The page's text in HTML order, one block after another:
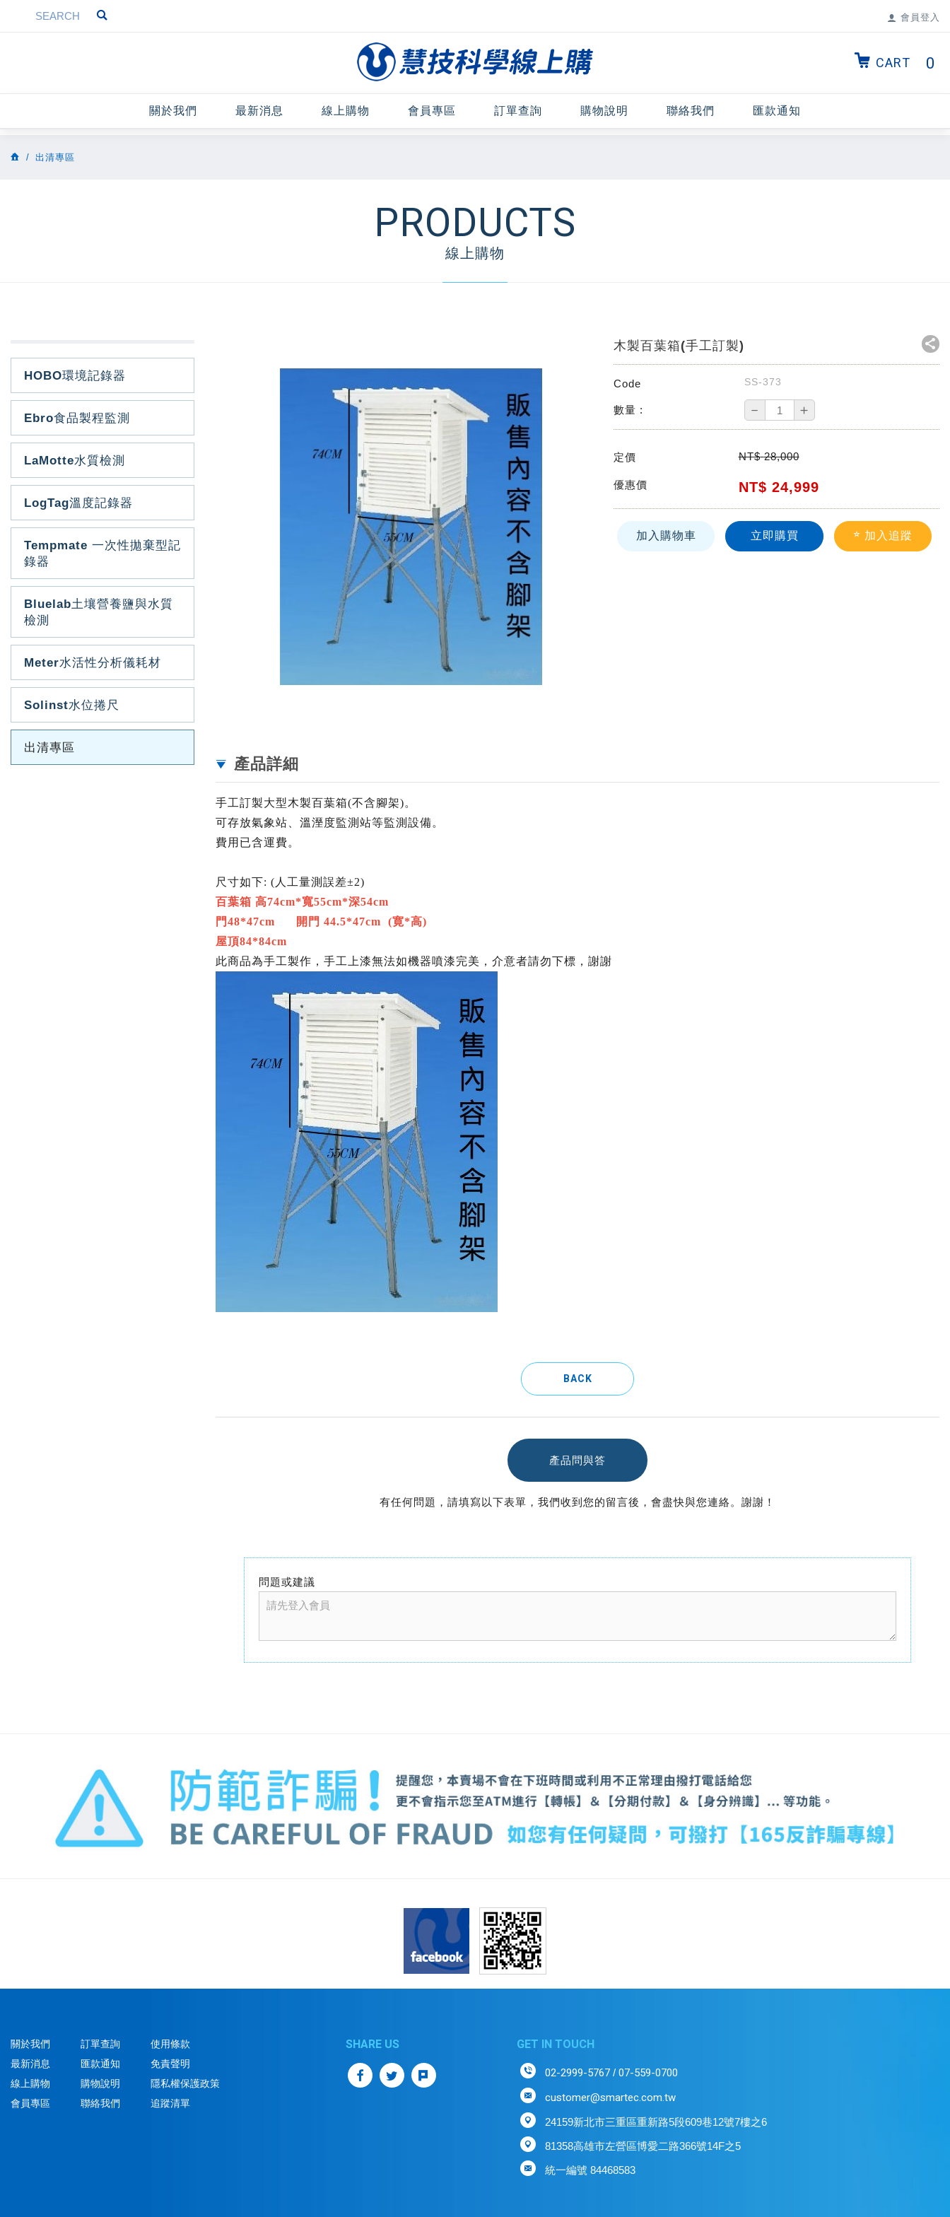
會員登入
CART 0
關於我們 最新消息 線上購物 會員專區 訂單查詢 購物說明 聯絡我們 匯款通知
出清專區
PRODUCTS
線上購物
HOBO環境記錄器
Ebro食品製程監測
LaMotte水質檢測
LogTag溫度記錄器
Tempmate 一次性拋棄型記
錄器
Bluelab土壤營養鹽與水質
檢測
Meter水活性分析儀耗材
Solinst水位捲尺
出清專區
木製百葉箱(手工訂製)
Code SS-373
數量 : － ＋
定價 NT$ 28,000
優惠價 NT$ 24,999
加入購物車 立即購買 加入追蹤
產品詳細
手工訂製大型木製百葉箱(不含腳架)。
可存放氣象站、溫溼度監測站等監測設備。
費用已含運費。
尺寸如下: (人工量測誤差±2)
百葉箱 高74cm*寬55cm*深54cm
門48*47cm 開門 44.5*47cm (寛*高)
屋頂84*84cm
此商品為手工製作，手工上漆無法如機器噴漆完美，介意者請勿下標，謝謝
BACK
產品問與答
有任何問題，請填寫以下表單，我們收到您的留言後，會盡快與您連絡。謝謝！
問題或建議
關於我們
最新消息
線上購物
會員專區
訂單查詢
匯款通知
購物說明
聯絡我們
使用條款
免責聲明
隱私權保護政策
追蹤清單
GET IN TOUCH
02-2999-5767 /07-559-0700
customer@smartec.com.tw
24159新北市三重區重新路5段609巷12號7樓之6
81358高雄市左營區博愛二路366號14F之5
統一編號 84468583